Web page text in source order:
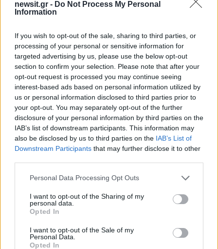
newsit.gr - Do Not Process My Personal
Information
If you wish to opt-out of the sale, sharing to third parties, or
processing of your personal or sensitive information for
targeted advertising by us, please use the below opt-out
section to confirm your selection. Please note that after your
opt-out request is processed you may continue seeing
interest-based ads based on personal information utilized by
us or personal information disclosed to third parties prior to
your opt-out. You may separately opt-out of the further
disclosure of your personal information by third parties on the
IAB’s list of downstream participants. This information may
also be disclosed by us to third parties on the IAB’s List of
Downstream Participants that may further disclose it to other
Please note that this website/app uses one or more Google
not limited to your visit or usage behaviour. You may click to
grant or deny consent to Google and its third-party tags to
use your data for below specified purposes in below Google
consent section.
Personal Data Processing Opt Outs
I want to opt-out of the Sharing of my
personal data.
Opted In
I want to opt-out of the Sale of my
Personal Data.
Opted In
Σχόλια
Σχολίασε εδώ
50 /50
Όροι Χρήσης. Το site προστατεύεται από reCAPTCHA, ισχύουν
Πολιτική Απορρήτου&
σε 2 βράδια το 55% της
έκτασης